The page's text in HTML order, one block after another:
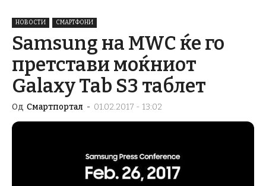
НОВОСТИ СМАРТФОНИ
Samsung на MWC ќе го
претстави моќниот
Galaxy Tab S3 таблет
Од Смартпортал - 01.02.2017 - 13:02